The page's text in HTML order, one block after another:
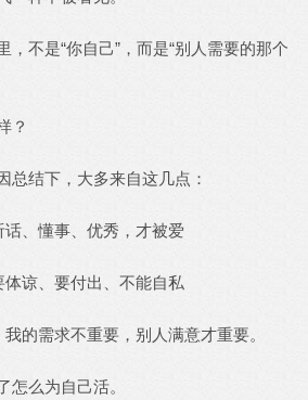
，不是“你自己”，而是“别人需要的那个
？
总结下，大多来自这几点：
、懂事、优秀，才被爱
谅、要付出、不能自私
的需求不重要，别人满意才重要。
怎么为自己活。